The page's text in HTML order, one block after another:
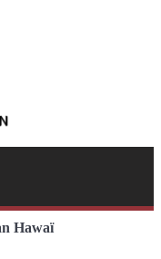
Hawaï